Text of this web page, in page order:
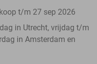
t/m 27 sep 2026
in Utrecht, vrijdag t/m
in Amsterdam en